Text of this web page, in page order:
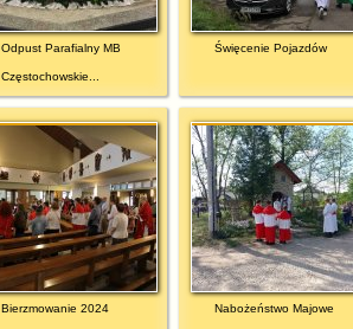
Odpust Parafialny MB
Częstochowskie...
Święcenie Pojazdów
Bierzmowanie 2024 Nabożeństwo Majowe